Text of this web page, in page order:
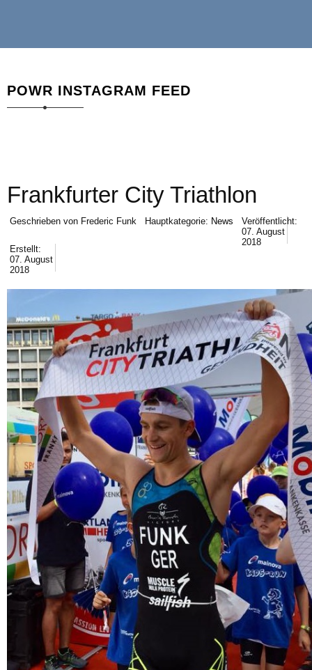
POWR INSTAGRAM FEED
Frankfurter City Triathlon
Geschrieben von Frederic Funk Hauptkategorie: News
Veröffentlicht:
07. August
2018
Erstellt:
07. August
2018